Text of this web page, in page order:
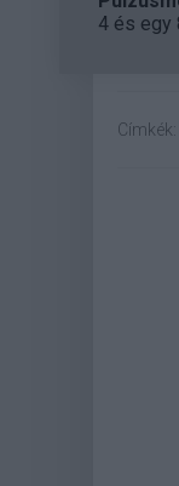
4 és egy
Címkék: